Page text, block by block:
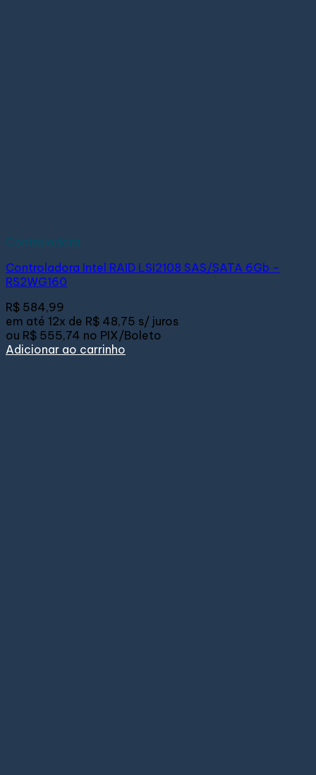
Controladora
Controladora Intel RAID LSI2108 SAS/SATA 6Gb –
RS2WG160
R$ 584,99
em até 12x de R$ 48,75 s/ juros
ou R$ 555,74 no PIX/Boleto
Adicionar ao carrinho